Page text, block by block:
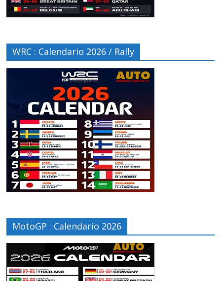
WRC : Calendario 2026 / Rally
MotoGP : Calendario 2026